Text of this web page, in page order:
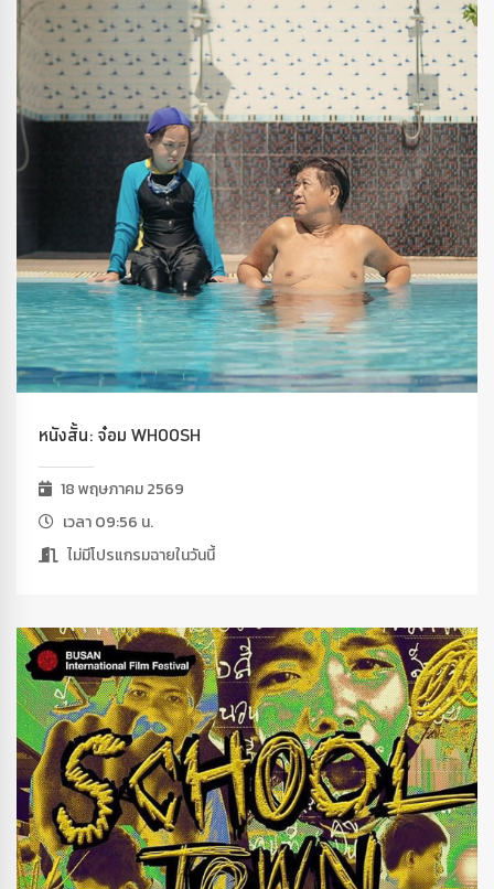
หนังสั้น: จ๋อม WHOOSH
18 พฤษภาคม 2569
เวลา 09:56 น.
ไม่มีโปรแกรมฉายในวันนี้